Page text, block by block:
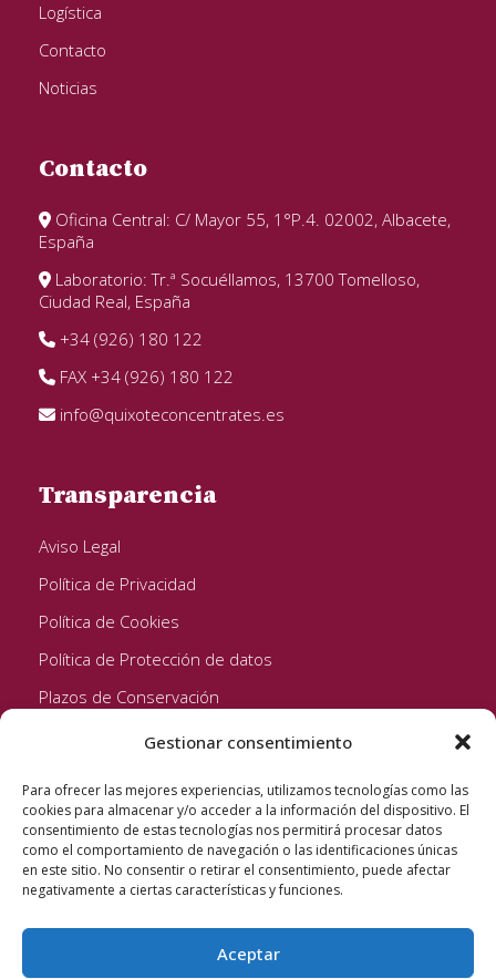
Gestionar consentimiento
Para ofrecer las mejores experiencias, utilizamos tecnologías como las
cookies para almacenar y/o acceder a la información del dispositivo. El
consentimiento de estas tecnologías nos permitirá procesar datos
como el comportamiento de navegación o las identificaciones únicas
en este sitio. No consentir o retirar el consentimiento, puede afectar
negativamente a ciertas características y funciones.
Aceptar
Logística
Contacto
Noticias
Contacto
Oficina Central: C/ Mayor 55, 1°P.4. 02002, Albacete,
España
Laboratorio: Tr.ª Socuéllamos, 13700 Tomelloso,
Ciudad Real, España
+34 (926) 180 122
FAX +34 (926) 180 122
info@quixoteconcentrates.es
Transparencia
Aviso Legal
Política de Privacidad
Política de Cookies
Política de Protección de datos
Plazos de Conservación
Seguinos!
Quixote Concentrates S.L. 2022 © Reservados todos los
derechos